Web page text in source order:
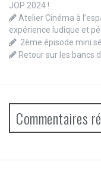
JOP 2024 !
Atelier Cinéma à
expérience ludique et
2ème épisode mini
Retour sur les bancs
Commentaires